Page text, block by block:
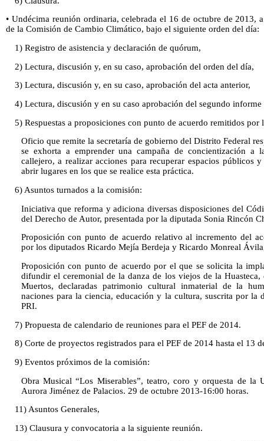
• Undécima reunión ordinaria, celebrada el 16 de octubre de 2013,
de la Comisión de Cambio Climático, bajo el siguiente orden del día:
1) Registro de asistencia y declaración de quórum,
2) Lectura, discusión y, en su caso, aprobación del orden del día,
3) Lectura, discusión y, en su caso, aprobación del acta anterior,
4) Lectura, discusión y en su caso aprobación del segundo informe
5) Respuestas a proposiciones con punto de acuerdo remitidos por
Oficio que remite la secretaría de gobierno del Distrito Federal
se exhorta a emprender una campaña de concientización
callejero, a realizar acciones para recuperar espacios públicos
abrir lugares en los que se realice esta práctica.
6) Asuntos turnados a la comisión:
Iniciativa que reforma y adiciona diversas disposiciones del
del Derecho de Autor, presentada por la diputada Sonia Rincón
Proposición con punto de acuerdo relativo al incremento del
por los diputados Ricardo Mejía Berdeja y Ricardo Monreal
Proposición con punto de acuerdo por el que se solicita la
difundir el ceremonial de la danza de los viejos de la
Muertos, declaradas patrimonio cultural inmaterial de la
naciones para la ciencia, educación y la cultura, suscrita por la
PRI.
7) Propuesta de calendario de reuniones para el PEF de 2014.
8) Corte de proyectos registrados para el PEF de 2014 hasta el 13
9) Eventos próximos de la comisión:
Obra Musical “Los Miserables”, teatro, coro y orquesta de la
Aurora Jiménez de Palacios. 29 de octubre 2013-16:00 horas.
11) Asuntos Generales,
13) Clausura y convocatoria a la siguiente reunión.